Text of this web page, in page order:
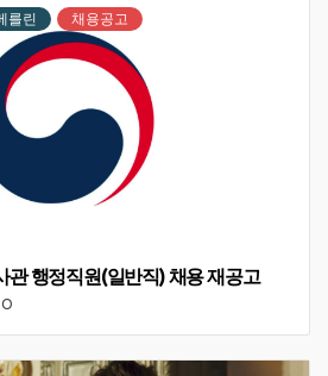
를린 채용공고
관 행정직원(일반직) 채용 재공고